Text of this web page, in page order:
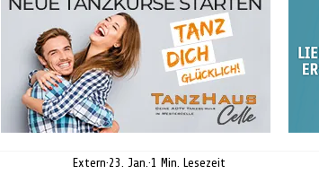
Extern 23. Jan. 1 Min. Lesezeit